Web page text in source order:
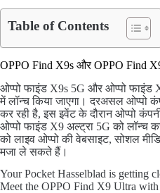
Table of Contents
OPPO Find X9s और OPPO Find
ओप्पो फाइंड X9s 5G और ओप्पो फाइंड
में लॉन्च किया जाएगा। दरअसल ओप्पो
कर रही है, इस इवेंट के दौरान ओप्पो
ओप्पो फाइंड X9 अल्ट्रा 5G को लॉन्च
को लाइव ओप्पो की वेबसाइट, सोशल
मजा ले सकते हैं।
Your Pocket Hasselblad is getting
Meet the OPPO Find X9 Ultra